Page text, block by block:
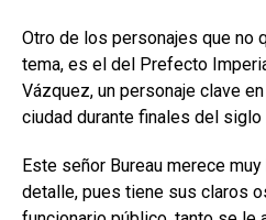
Otro de los personajes que no
tema, es el del Prefecto
Vázquez, un personaje clave
ciudad durante finales del
Este señor Bureau merece
detalle, pues tiene sus claros